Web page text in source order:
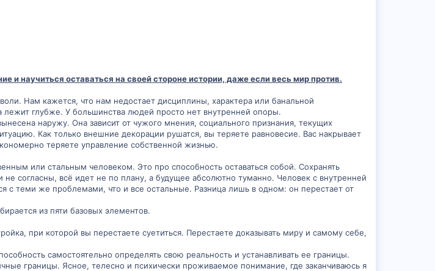
и научиться оставаться на своей стороне истории, даже если весь мир против.
Нам кажется, что нам недостает дисциплины, характера или банальной
глубже. У большинства людей просто нет внутренней опоры.
наружу. Она зависит от чужого мнения, социального признания, текущих
Как только внешние декорации рушатся, вы теряете равновесие. Вас накрывает
теряете управление собственной жизнью.
или стальным человеком. Это про способность оставаться собой. Сохранять
не согласны, всё идет не по плану, а будущее абсолютно туманно. Человек с внутренней
с теми же проблемами, что и все остальные. Разница лишь в одном: он перестает от
из пяти базовых элементов.
при которой вы перестаете суетиться. Перестаете доказывать миру и самому себе,
самостоятельно определять свою реальность и устанавливать ее границы.
границы. Ясное, телесно и психически проживаемое понимание, где заканчиваюсь я